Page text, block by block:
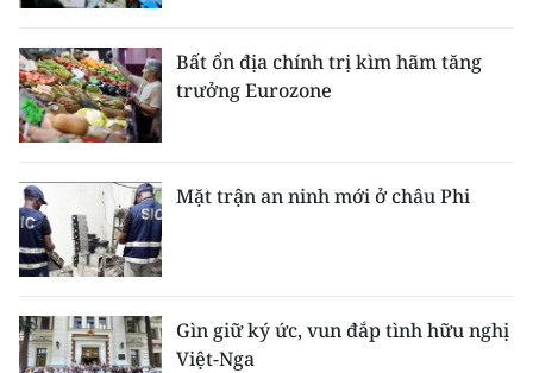
Bất ổn địa chính trị kìm hãm tăng
trưởng Eurozone
Mặt trận an ninh mới ở châu Phi
Gìn giữ ký ức, vun đắp tình hữu nghị
Việt-Nga